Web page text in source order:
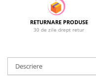
RETURNARE PRODUSE
30 de zile drept retur
Descriere